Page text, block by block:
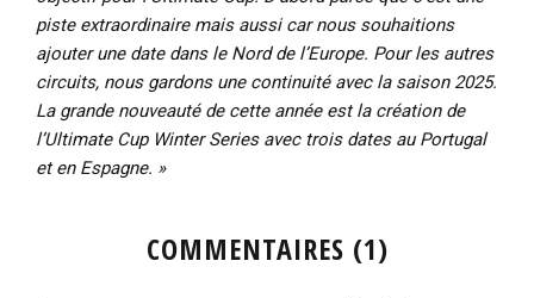
piste extraordinaire mais aussi car nous souhaitions
ajouter une date dans le Nord de l’Europe. Pour les autres
circuits, nous gardons une continuité avec la saison 2025.
La grande nouveauté de cette année est la création de
l’Ultimate Cup Winter Series avec trois dates au Portugal
et en Espagne. »
COMMENTAIRES (1)